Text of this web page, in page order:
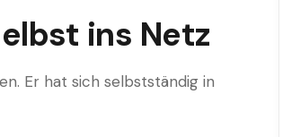
ins Netz
Er hat sich selbstständig in